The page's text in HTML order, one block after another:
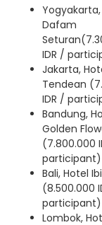
Dafam
IDR /
Jakarta,
Tendean
IDR /
Bandung,
Golden
(7.800.000
participant)
Bali, Hotel
(8.500.000
participant)
Lombok,